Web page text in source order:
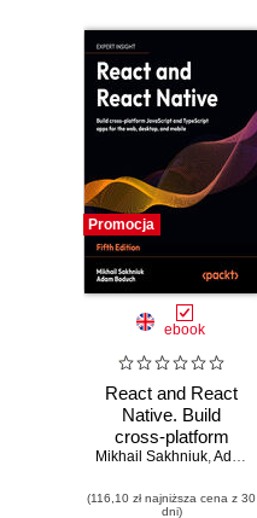
Promocja
ebook
React and React
Native. Build
cross-platform
JavaScript and
for the web,
Mikhail Sakhniuk,Adam Boduch
(116,10 zł najniższa cena z 30
dni)